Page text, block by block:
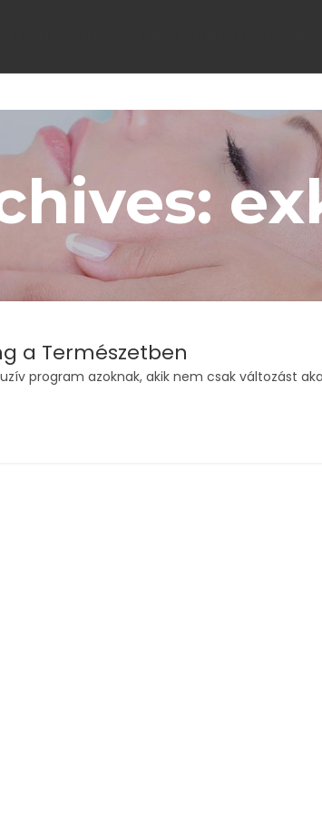
a Természetben
program azoknak, akik nem csak változást